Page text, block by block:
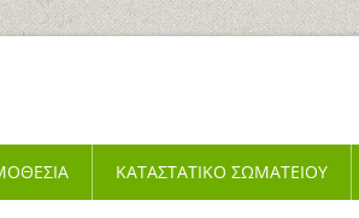
ΚΑΤΑΣΤΑΤΙΚΟ ΣΩΜΑΤΕΙΟΥ